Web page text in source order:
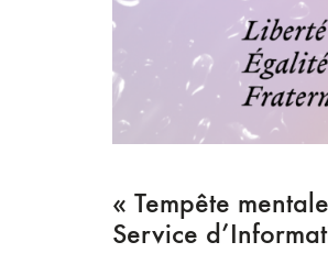
« Tempête
Service